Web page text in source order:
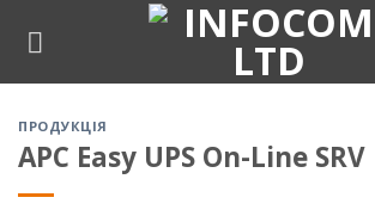
ПРОДУКЦІЯ
APC Easy UPS On-Line SRV